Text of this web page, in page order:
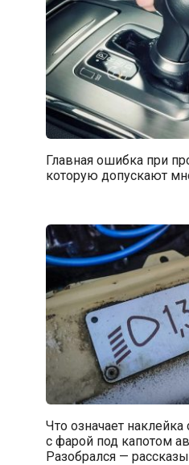
Главная ошибка при
которую допускают
Что означает
с фарой под капотом
Разобрался —